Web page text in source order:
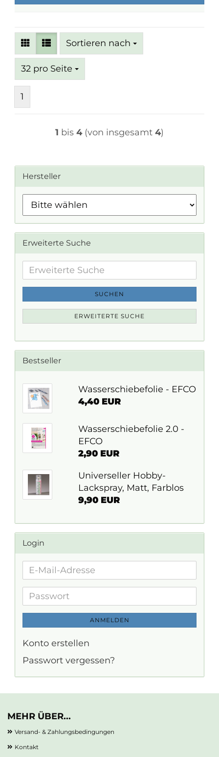
Sortieren nach
Sortieren nach
32 pro Seite
pro Seite
1
1 bis 4(von insgesamt 4)
Hersteller
Erweiterte Suche
Erweiterte
Suche
SUCHEN
ERWEITERTE SUCHE
Bestseller
Wasserschiebefolie - EFCO
4,40 EUR
Wasserschiebefolie 2.0 -
EFCO
2,90 EUR
Universeller Hobby-
Lackspray, Matt, Farblos
9,90 EUR
Login
E-
Adresse
Passwort
ANMELDEN
Konto erstellen
Passwort vergessen?
MEHR ÜBER...
Versand- & Zahlungsbedingungen
Kontakt